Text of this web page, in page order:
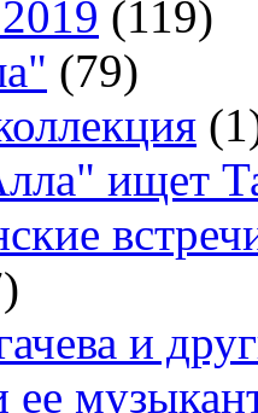
(119)
(79)
ищет
и
ее